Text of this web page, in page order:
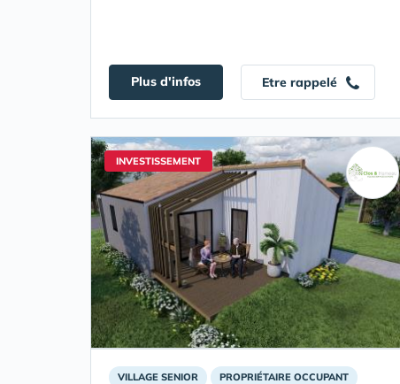
Plus d'infos Etre rappelé
INVESTISSEMENT
VILLAGE SENIOR PROPRIÉTAIRE OCCUPANT